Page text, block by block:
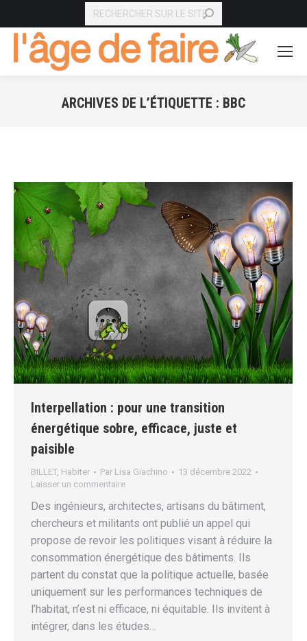
RECHERCHE
ARCHIVES DE L’ÉTIQUETTE : BBC
Interpellation : pour une transition
énergétique sobre, efficace, juste et
paisible
BILLET, Habiter Par Lisa Giachino
13 décembre 2022
Laisser un commentaire
Des ingénieurs, architectes, artisans du bâtiment,
chercheurs et militants ont publié un appel qui
propose de revoir les politiques visant à réduire la
consommation énergétique des bâtiments. Ils
partent du constat que la politique actuelle, basée
uniquement sur les performances techniques de
l’habitat, n’est ni efficace, ni équitable. Ils invitent à
intégrer, dans les études…